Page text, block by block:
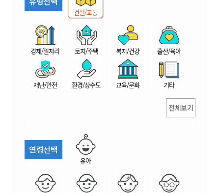
시
산
건설/교통
경제/일자리 토지/주택 복지/건강 출산/육아
재난/안전 환경/상수도 교육/문화 기타
전체보기
연령선택
유아